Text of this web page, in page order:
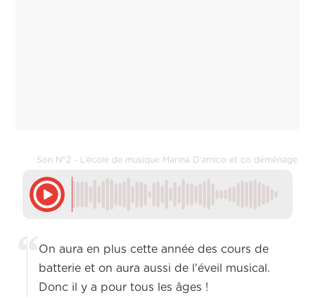
Son N°2 - L’école de musique Marina D’amico et co déménage
On aura en plus cette année des cours de
batterie et on aura aussi de l'éveil musical.
Donc il y a pour tous les âges !